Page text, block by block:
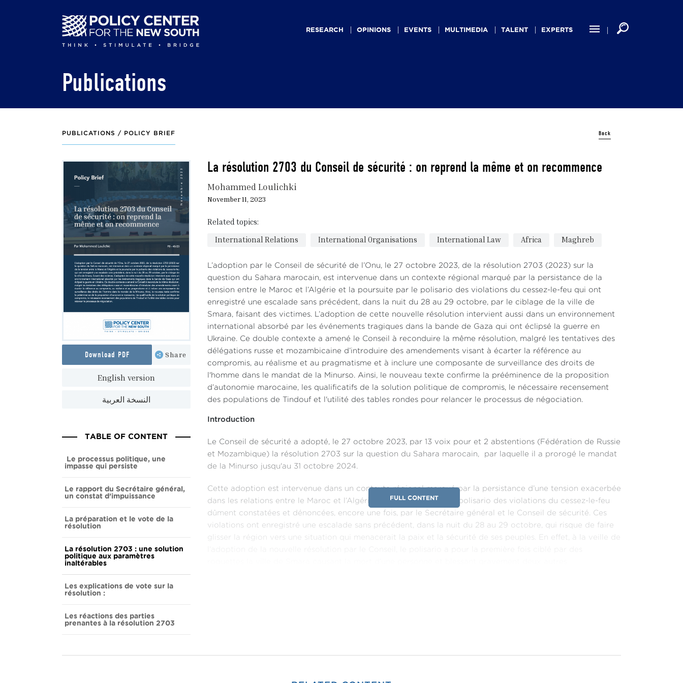
navigationRESEARCH OPINIONS EVENTS MULTIMEDIA TALENT EXPERTS
Publications
PUBLICATIONS / POLICY BRIEF Back
Download PDF Share
English version
النسخة العربية
TABLE OF CONTENT
Le processus politique, une
impasse qui persiste
Le rapport du Secrétaire général,
un constat d’impuissance
La préparation et le vote de la
résolution
La résolution 2703 : une solution
politique aux paramètres
inaltérables
Les explications de vote sur la
résolution :
Les réactions des parties
prenantes à la résolution 2703
La résolution 2703 du Conseil de sécurité : on reprend la même et on recommence
Mohammed Loulichki
November 11, 2023
Related topics:
International Relations
International Organisations International Law Africa Maghreb
L’adoption par le Conseil de sécurité de l’Onu, le 27 octobre 2023, de la résolution 2703 (2023) sur la
question du Sahara marocain, est intervenue dans un contexte régional marqué par la persistance de la
tension entre le Maroc et l’Algérie et la poursuite par le polisario des violations du cessez-le-feu qui ont
enregistré une escalade sans précédent, dans la nuit du 28 au 29 octobre, par le ciblage de la ville de
Smara, faisant des victimes. L’adoption de cette nouvelle résolution intervient aussi dans un environnement
international absorbé par les événements tragiques dans la bande de Gaza qui ont éclipsé la guerre en
Ukraine. Ce double contexte a amené le Conseil à reconduire la même résolution, malgré les tentatives des
délégations russe et mozambicaine d’introduire des amendements visant à écarter la référence au
compromis, au réalisme et au pragmatisme et à inclure une composante de surveillance des droits de
l'homme dans le mandat de la Minurso. Ainsi, le nouveau texte confirme la prééminence de la proposition
d’autonomie marocaine, les qualificatifs de la solution politique de compromis, le nécessaire recensement
des populations de Tindouf et l'utilité des tables rondes pour relancer le processus de négociation.
FULL CONTENT
Introduction
Le Conseil de sécurité a adopté, le 27 octobre 2023, par 13 voix pour et 2 abstentions (Fédération de Russie
et Mozambique) la résolution 2703 sur la question du Sahara marocain, par laquelle il a prorogé le mandat
de la Minurso jusqu'au 31 octobre 2024.
Cette adoption est intervenue dans un contexte régional marqué par la persistance d’une tension exacerbée
dans les relations entre le Maroc et l’Algérie et la poursuite par le polisario des violations du cessez-le-feu
dûment constatées et dénoncées, encore une fois,
par le Secrétaire général et le Conseil de sécurité. Ces
violations ont enregistré une escalade sans précédent, dans la nuit du 28 au 29 octobre, qui risque de faire
glisser la région vers une situation qui menacerait la paix et la sécurité de ses peuples. En effet, à la veille de
unique et incontournable de négociation pour clôturer le dossier sur le plan international et au rejet par